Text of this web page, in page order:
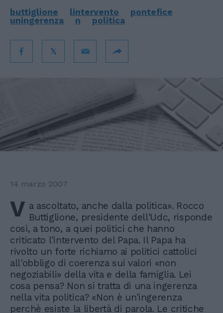
buttiglione lintervento
pontefice
uningerenza
n politica
14 marzo 2007
V a ascoltato, anche dalla politica». Rocco
Buttiglione, presidente dell'Udc, risponde
così, a tono, a quei politici che hanno
criticato l'intervento del Papa. Il Papa ha
rivolto un forte richiamo ai politici cattolici
all'obbligo di coerenza sui valori «non
negoziabili» della vita e della famiglia. Lei
cosa pensa? Non si tratta di una ingerenza
nella vita politica? «Non è un'ingerenza
perchè esiste la libertà di parola. Le critiche